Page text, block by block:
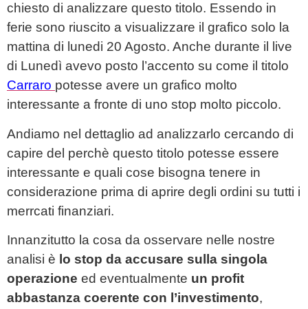
chiesto di analizzare questo titolo. Essendo in
ferie sono riuscito a visualizzare il grafico solo la
mattina di lunedi 20 Agosto. Anche durante il live
di Lunedì avevo posto l’accento su come il titolo
Carraro potesse avere un grafico molto
interessante a fronte di uno stop molto piccolo.
Andiamo nel dettaglio ad analizzarlo cercando di
capire del perchè questo titolo potesse essere
interessante e quali cose bisogna tenere in
considerazione prima di aprire degli ordini su tutti i
merrcati finanziari.
Innanzitutto la cosa da osservare nelle nostre
analisi è lo stop da accusare sulla singola
operazione ed eventualmente un profit
abbastanza coerente con l’investimento,